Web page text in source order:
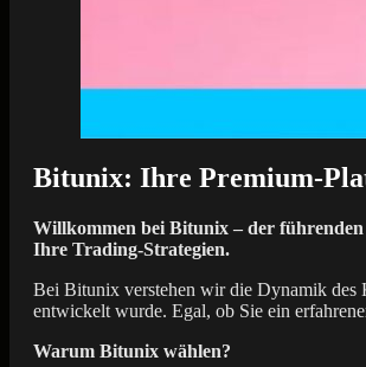
Bitunix: Ihre Premium-
Willkommen bei Bitunix – der
Ihre Trading-Strategien.
Bei Bitunix verstehen wir die Dynamik des
entwickelt wurde. Egal, ob Sie ein
Warum Bitunix wählen?